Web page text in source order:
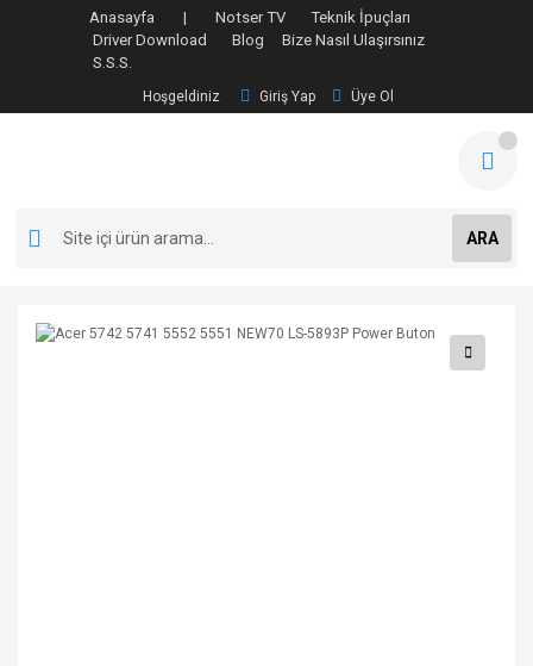
Anasayfa | Notser TV
Teknik İpuçları
Driver Download
Blog
Bize Nasıl Ulaşırsınız
S.S.S.
Hoşgeldiniz Giriş Yap Üye Ol
ARA